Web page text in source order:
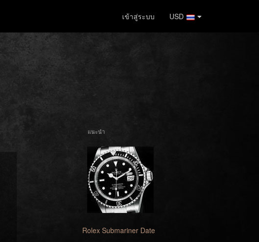
เข้าสู่ระบบ USD
แนะนำ
Rolex Submariner Date